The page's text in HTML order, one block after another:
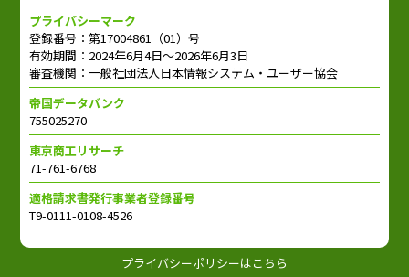
プライバシーマーク
登録番号：第17004861（01）号
有効期間：2024年6月4日～2026年6月3日
審査機関：一般社団法人日本情報システム・ユーザー協会
帝国データバンク
755025270
東京商工リサーチ
71-761-6768
適格請求書発行事業者登録番号
T9-0111-0108-4526
プライバシーポリシーはこちら